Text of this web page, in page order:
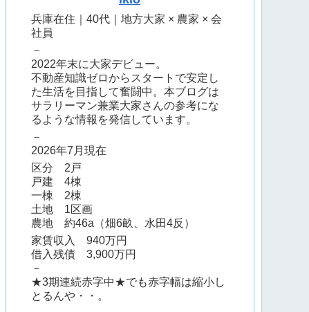
兵庫在住｜40代｜地方大家 × 農家 × 会
社員
－
2022年末に大家デビュー。
不動産知識ゼロからスタートで安定し
た生活を目指して奮闘中。本ブログは
サラリーマン兼業大家さんの参考にな
るような情報を発信しています。
－
2026年7月現在
区分 2戸
戸建 4棟
一棟 2棟
土地 1区画
農地 約46a（畑6畝、水田4反）
家賃収入 940万円
借入残債 3,900万円
－
★3期連続赤字中★でも赤字幅は縮小し
とるんや・・。